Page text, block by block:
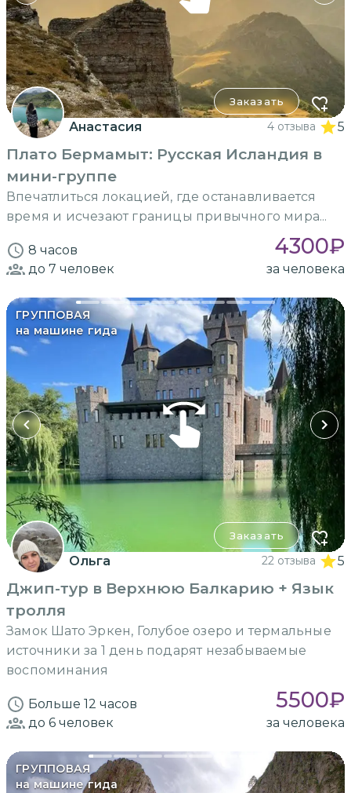
Заказать
Анастасия 4 отзыва 5
Плато Бермамыт: Русская Исландия в
мини-группе
Впечатлиться локацией, где останавливается
время и исчезают границы привычного мира...
8 часов 4300₽
до 7 человек за человека
ГРУППОВАЯ
на машине гида
Заказать
Ольга 22 отзыва 5
Джип-тур в Верхнюю Балкарию + Язык
тролля
Замок Шато Эркен, Голубое озеро и термальные
источники за 1 день подарят незабываемые
воспоминания
Больше 12 часов 5500₽
до 6 человек за человека
ГРУППОВАЯ
на машине гида